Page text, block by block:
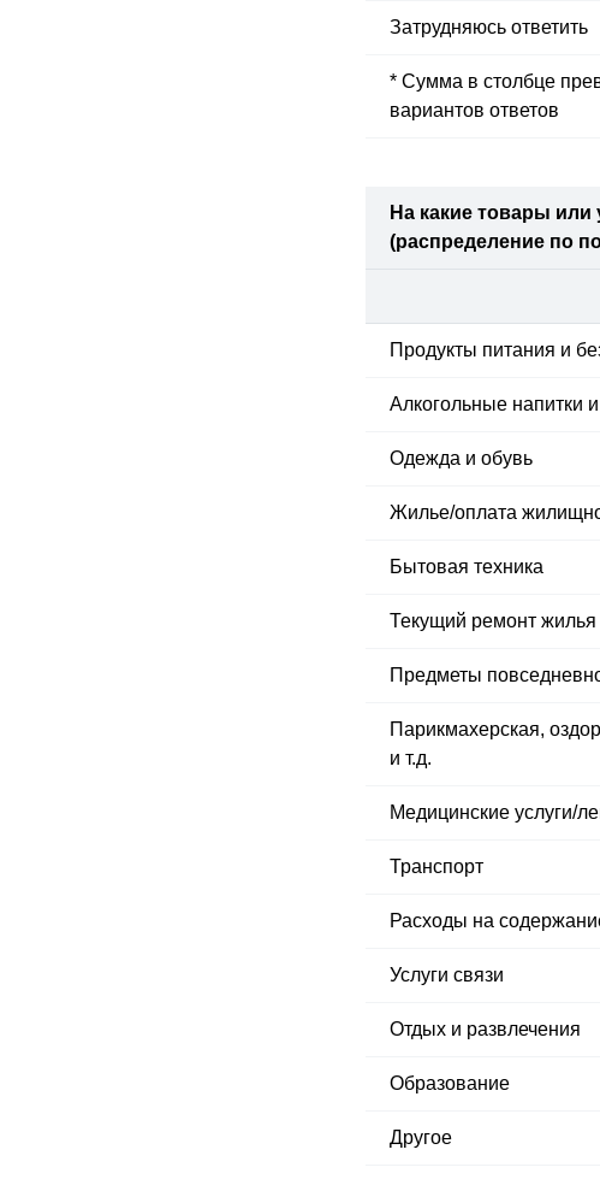
Затрудняюсь ответить
* Сумма в столбце
вариантов ответов
На какие товары или
(распределение по
Продукты питания и
Алкогольные напитки
Одежда и обувь
Жилье/​оплата
Бытовая техника
Текущий ремонт жилья
Предметы
Парикмахерская,
и т.д.
Медицинские услуги/​
Транспорт
Расходы на
Услуги связи
Отдых и развлечения
Образование
Другое